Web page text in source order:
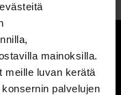
mainoksilla.
meille luvan kerätä
palvelujen